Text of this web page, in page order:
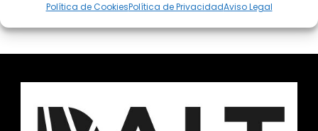
Política de CookiesPolítica de PrivacidadAviso Legal